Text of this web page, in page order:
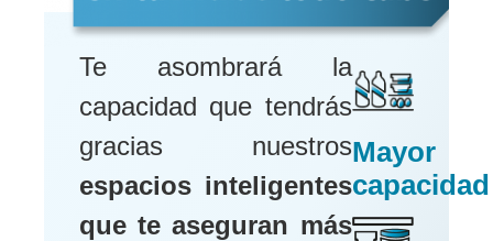
Te asombrará la
capacidad que tendrás
gracias nuestros
espacios inteligentes
que te aseguran más
Mayor
capacidad